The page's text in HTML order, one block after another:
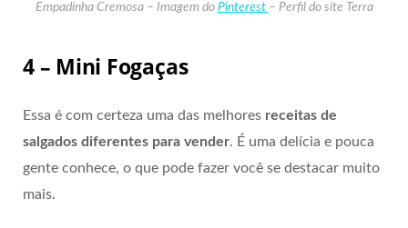
Empadinha Cremosa – Imagem do Pinterest – Perfil do site Terra
4 – Mini Fogaças
Essa é com certeza uma das melhores receitas de
salgados diferentes para vender. É uma delícia e pouca
gente conhece, o que pode fazer você se destacar muito
mais.